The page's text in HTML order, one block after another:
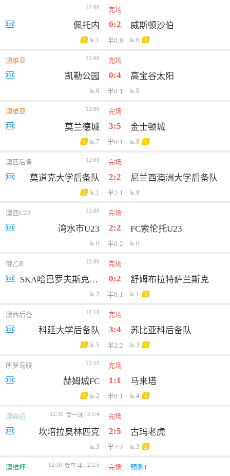
12:00 完场
佩托内 0:2 威斯顿沙伯
3 1 半0:0 6 2
澳维亚 12:00 完场
凯勒公园 0:4 高宝谷太阳
0 半0:1 0
澳维亚 12:00 完场
莫兰德城 3:5 金士顿城
1 7 半0:1 8 1
澳西后备 12:00 完场
莫道克大学后备队 2:2 尼兰西澳洲大学后备队
2 1 半2:1 8
澳西U23 12:00 完场
湾水市U23 2:2 FC索伦托U23
0 半0:2 0
俄乙B 12:00 完场
SKA哈巴罗夫斯克B队 0:2 舒姆布拉特萨兰斯克
2 半0:1 1 3
澳西后备 12:10 完场
科廷大学后备队 3:4 苏比亚科后备队
1 5 半2:2 3 1
所罗岛联 12:15 完场
赫姆城FC 1:1 马来塔
3 2 半0:1 4 4
澳首超 12:30 受一球 3.5/4 完场
坎培拉奥林匹克 2:5 古玛老虎
3 半2:2 3 2
澳维杯 12:30 受平/半 2/2.5 完场 预测1